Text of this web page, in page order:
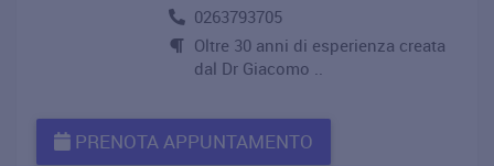
0263793705
Oltre 30 anni di esperienza creata
dal Dr Giacomo ..
PRENOTA APPUNTAMENTO